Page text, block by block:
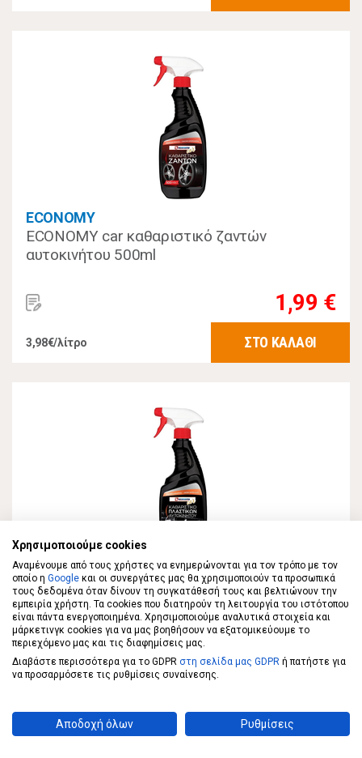
ECONOMY
ECONOMY car καθαριστικό ζαντών
αυτοκινήτου 500ml
1,99 €
3,98€/λίτρο ΣΤΟ ΚΑΛΑΘΙ
ECONOMY
ECONOMY καθαριστικό πλαστικών
αυτοκινήτου 500ml
1,99 €
Χρησιμοποιούμε cookies
Αναμένουμε από τους χρήστες να ενημερώνονται για τον τρόπο με τον
οποίο η Google και οι συνεργάτες μας θα χρησιμοποιούν τα προσωπικά
τους δεδομένα όταν δίνουν τη συγκατάθεσή τους και βελτιώνουν την
εμπειρία χρήστη. Τα cookies που διατηρούν τη λειτουργία του ιστότοπου
είναι πάντα ενεργοποιημένα. Χρησιμοποιούμε αναλυτικά στοιχεία και
μάρκετινγκ cookies για να μας βοηθήσουν να εξατομικεύουμε το
περιεχόμενο μας και τις διαφημίσεις μας.
Διαβάστε περισσότερα για το GDPR στη σελίδα μας GDPR ή πατήστε για
να προσαρμόσετε τις ρυθμίσεις συναίνεσης.
Αποδοχή όλων Ρυθμίσεις